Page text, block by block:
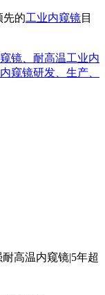
先的工业内窥镜目
高温内窥镜|5年超